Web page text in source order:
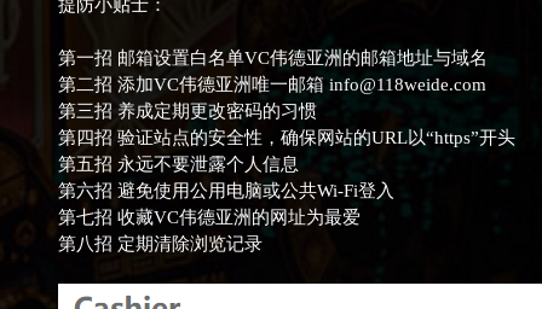
提防小贴士：
第一招 邮箱设置白名单VC伟德亚洲的邮箱地址与域名
第二招 添加VC伟德亚洲唯一邮箱 info@118weide.com
第三招 养成定期更改密码的习惯
第四招 验证站点的安全性，确保网站的URL以“https”开头
第五招 永远不要泄露个人信息
第六招 避免使用公用电脑或公共Wi-Fi登入
第七招 收藏VC伟德亚洲的网址为最爱
第八招 定期清除浏览记录